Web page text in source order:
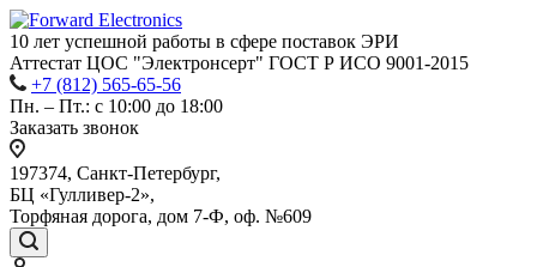
10 лет успешной работы в сфере поставок ЭРИ
Аттестат ЦОС "Электронсерт" ГОСТ Р ИСО 9001-2015
+7 (812) 565-65-56
Пн. – Пт.: с 10:00 до 18:00
Заказать звонок
197374, Санкт-Петербург,
БЦ «Гулливер-2»,
Торфяная дорога, дом 7-Ф, оф. №609